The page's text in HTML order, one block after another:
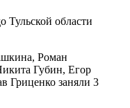
Тульской области
Роман
Губин, Егор
Гриценко заняли 3